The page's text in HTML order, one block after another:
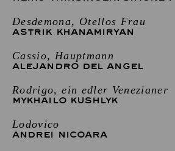
Desdemona, Otellos Frau
ASTRIK KHANAMIRYAN
Cassio, Hauptmann
ALEJANDRO DEL ANGEL
Rodrigo, ein edler Venezianer
MYKHAILO KUSHLYK
Lodovico
ANDREI NICOARA